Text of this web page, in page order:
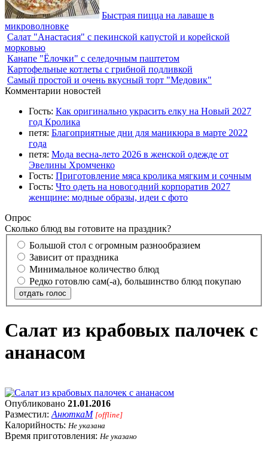
Быстрая пицца на лаваше в
микроволновке
Салат "Анастасия" с пекинской капустой и корейской
морковью
Канапе "Ёлочки" с селедочным паштетом
Картофельные котлеты с грибной подливкой
Самый простой и очень вкусный торт "Медовик"
Комментарии новостей
Гость: Как оригинально украсить елку на Новый 2027
год Кролика
петя: Благоприятные дни для маникюра в марте 2022
года
петя: Мода весна-лето 2026 в женской одежде от
Эвелины Хромченко
Гость: Приготовление мяса кролика мягким и сочным
Гость: Что одеть на новогодний корпоратив 2027
женщине: модные образы, идеи с фото
Опрос
Сколько блюд вы готовите на праздник?
Большой стол с огромным разнообразием
Зависит от праздника
Минимальное количество блюд
Редко готовлю сам(-а), большинство блюд покупаю
отдать голос
Салат из крабовых палочек с
ананасом
Опубликовано 21.01.2016
Разместил: АнюткаM [offline]
Калорийность: Не указана
Время приготовления: Не указано